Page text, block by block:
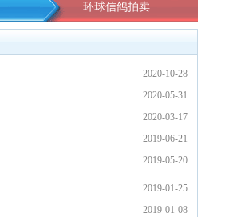
环球信鸽拍卖
2020-10-28
2020-05-31
2020-03-17
2019-06-21
2019-05-20
2019-01-25
2019-01-08